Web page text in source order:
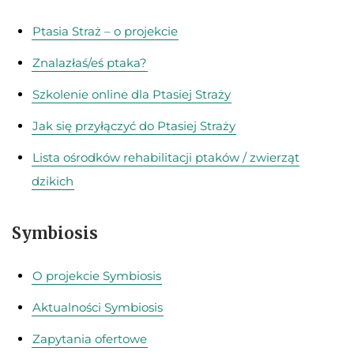
Ptasia Straż – o projekcie
Znalazłaś/eś ptaka?
Szkolenie online dla Ptasiej Straży
Jak się przyłączyć do Ptasiej Straży
Lista ośrodków rehabilitacji ptaków / zwierząt
dzikich
Symbiosis
O projekcie Symbiosis
Aktualności Symbiosis
Zapytania ofertowe